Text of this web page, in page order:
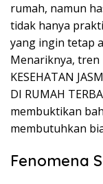
rumah, namun
tidak hanya
yang ingin tetap
Menariknya, tren
KESEHATAN
DI RUMAH
membuktikan
membutuhkan
Fenomena